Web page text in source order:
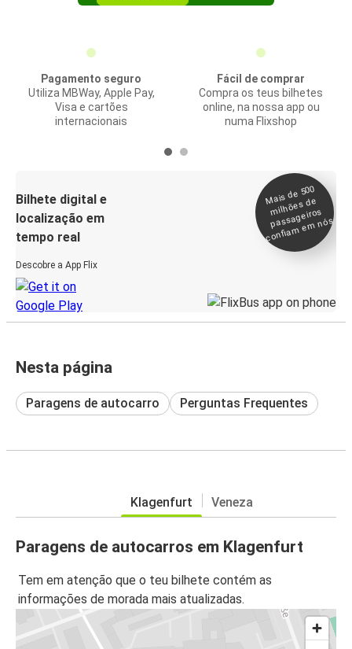
Pagamento seguro
Utiliza MBWay, Apple Pay,
Visa e cartões
internacionais
Fácil de comprar
Compra os teus bilhetes
online, na nossa app ou
numa Flixshop
Bilhete digital e
localização em
tempo real
Descobre a App Flix
Mais de 500
milhões de
passageiros
confia
m e
m nós
Nesta página
Paragens de autocarro Perguntas Frequentes
Klagenfurt Veneza
Paragens de autocarros em Klagenfurt
Tem em atenção que o teu bilhete contém as
informações de morada mais atualizadas.